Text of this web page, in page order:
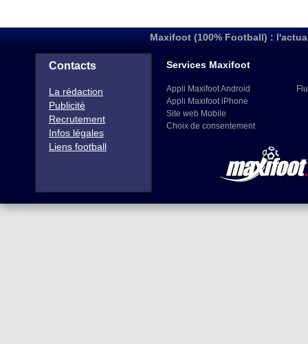
Maxifoot (100% Football) :
Contacts
La rédaction
Publicité
Recrutement
Infos légales
Liens football
Services Maxifoot
Appli Maxifoot Android
Appli Maxifoot iPhone
Site web Mobile
Choix de consentement